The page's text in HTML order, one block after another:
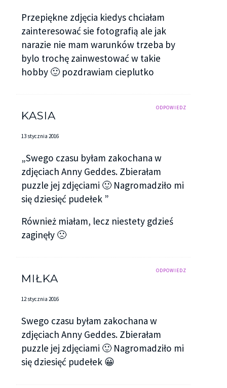
Przepiękne zdjęcia kiedys chciałam
zainteresować sie fotografią ale jak
narazie nie mam warunków trzeba by
bylo trochę zainwestować w takie
hobby 🙂 pozdrawiam cieplutko
ODPOWIEDZ
KASIA
13 stycznia 2016
„Swego czasu byłam zakochana w
zdjęciach Anny Geddes. Zbierałam
puzzle jej zdjęciami 🙂 Nagromadziło mi
się dziesięć pudełek ”
Również miałam, lecz niestety gdzieś
zaginęły 🙁
ODPOWIEDZ
MIŁKA
12 stycznia 2016
Swego czasu byłam zakochana w
zdjęciach Anny Geddes. Zbierałam
puzzle jej zdjęciami 🙂 Nagromadziło mi
się dziesięć pudełek 😀